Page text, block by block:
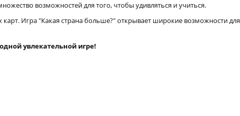
возможностей для того, чтобы удивляться и учиться.
Игра "Какая страна больше?" открывает широкие возможности для
увлекательной игре!